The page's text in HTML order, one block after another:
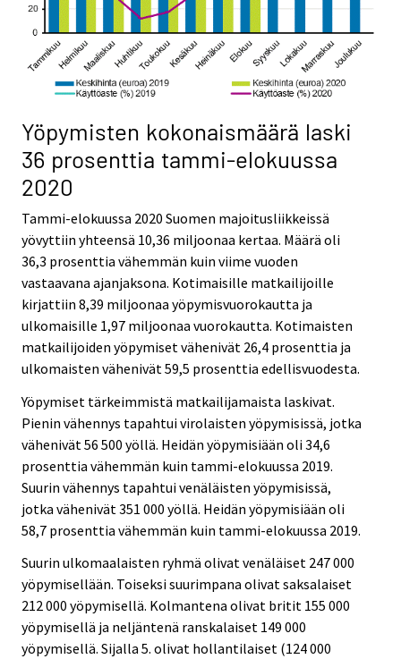
Yöpymisten kokonaismäärä laski
36 prosenttia tammi-elokuussa
2020
Tammi-elokuussa 2020 Suomen majoitusliikkeissä
yövyttiin yhteensä 10,36 miljoonaa kertaa. Määrä oli
36,3 prosenttia vähemmän kuin viime vuoden
vastaavana ajanjaksona. Kotimaisille matkailijoille
kirjattiin 8,39 miljoonaa yöpymisvuorokautta ja
ulkomaisille 1,97 miljoonaa vuorokautta. Kotimaisten
matkailijoiden yöpymiset vähenivät 26,4 prosenttia ja
ulkomaisten vähenivät 59,5 prosenttia edellisvuodesta.
Yöpymiset tärkeimmistä matkailijamaista laskivat.
Pienin vähennys tapahtui virolaisten yöpymisissä, jotka
vähenivät 56 500 yöllä. Heidän yöpymisiään oli 34,6
prosenttia vähemmän kuin tammi-elokuussa 2019.
Suurin vähennys tapahtui venäläisten yöpymisissä,
jotka vähenivät 351 000 yöllä. Heidän yöpymisiään oli
58,7 prosenttia vähemmän kuin tammi-elokuussa 2019.
Suurin ulkomaalaisten ryhmä olivat venäläiset 247 000
yöpymisellään. Toiseksi suurimpana olivat saksalaiset
212 000 yöpymisellä. Kolmantena olivat britit 155 000
yöpymisellä ja neljäntenä ranskalaiset 149 000
yöpymisellä. Sijalla 5. olivat hollantilaiset (124 000